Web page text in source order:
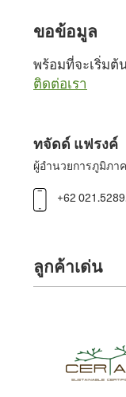
ขอข้อมูล
พร้อมที่จะเริ่มต้
ติดต่อเรา
ทจัดด์ แฟรงค์
ผู้อํานวยการภูมิภา
+62
ลูกค้าเด่น